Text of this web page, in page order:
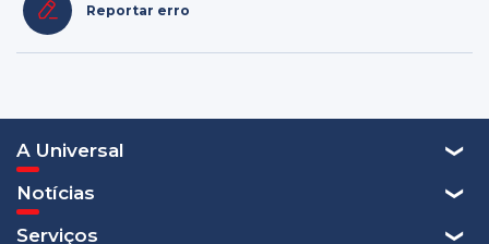
Reportar erro
A Universal
Notícias
Serviços